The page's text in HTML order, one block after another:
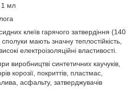
1 мл
клеїв гарячого затвердіння (140
мають значну теплостійкість,
електроізоляційні властивості.
виробництві синтетичних каучуків,
корозії, покриттів, пластмас,
асфальту, затверджувачів